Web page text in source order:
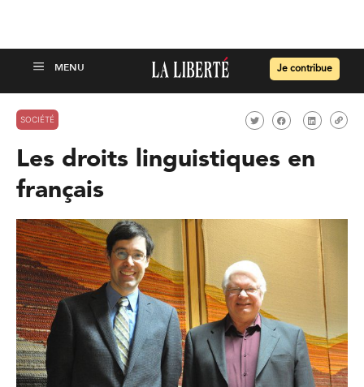
Je contribue
SOCIÉTÉ
Les droits linguistiques en
français